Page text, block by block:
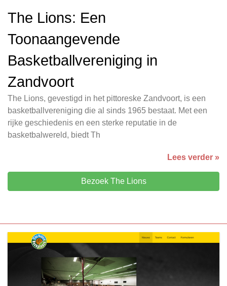
The Lions: Een
Toonaangevende
Basketballvereniging in
Zandvoort
The Lions, gevestigd in het pittoreske Zandvoort, is een
basketballvereniging die al sinds 1965 bestaat. Met een
rijke geschiedenis en een sterke reputatie in de
basketbalwereld, biedt Th
Lees verder »
Bezoek The Lions